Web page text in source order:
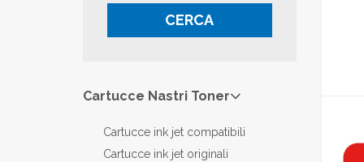
CERCA
Cartucce Nastri Toner
Cartucce ink jet compatibili
Cartucce ink jet originali